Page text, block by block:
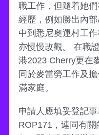
職工作，但隨着她
經歷，例如勝出內
中到悉尼奧運村工
亦慢慢改觀。 在職
港2023 Cherry更在
同於麥當勞工作及
滿家庭。
申請人應填妥登記
ROP171，連同有